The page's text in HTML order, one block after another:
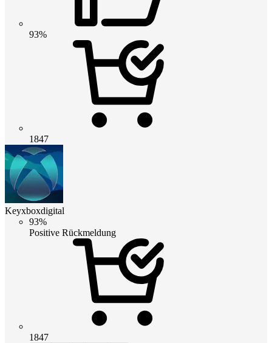
93%
1847
Keyxboxdigital
93%
Positive Rückmeldung
1847